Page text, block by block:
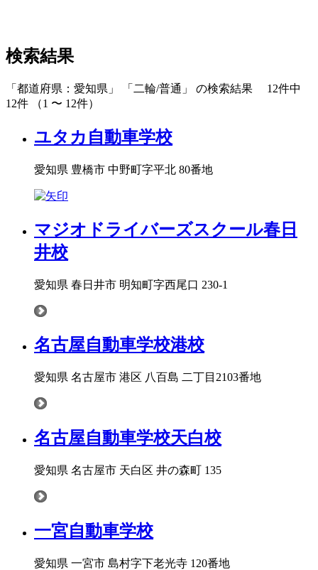
検索結果
「都道府県：愛知県」 「二輪/普通」 の検索結果 12件中
12件 （1 〜 12件）
ユタカ自動車学校
愛知県 豊橋市 中野町字平北 80番地
マジオドライバーズスクール春日
井校
愛知県 春日井市 明知町字西尾口 230-1
名古屋自動車学校港校
愛知県 名古屋市 港区 八百島 二丁目2103番地
名古屋自動車学校天白校
愛知県 名古屋市 天白区 井の森町 135
一宮自動車学校
愛知県 一宮市 島村字下老光寺 120番地